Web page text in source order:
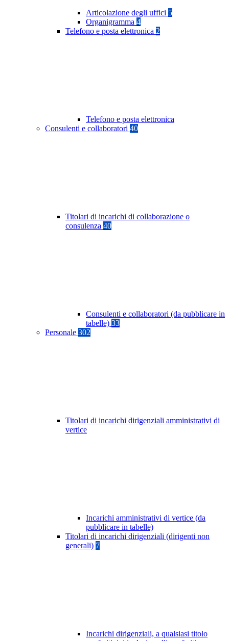
Articolazione degli uffici 5
Organigramma 4
Telefono e posta elettronica 2
Telefono e posta elettronica
Consulenti e collaboratori 40
Titolari di incarichi di collaborazione o
consulenza 40
Consulenti e collaboratori (da pubblicare in
tabelle) 33
Personale 302
Titolari di incarichi dirigenziali amministrativi di
vertice
Incarichi amministrativi di vertice (da
pubblicare in tabelle)
Titolari di incarichi dirigenziali (dirigenti non
generali) 7
Incarichi dirigenziali, a qualsiasi titolo